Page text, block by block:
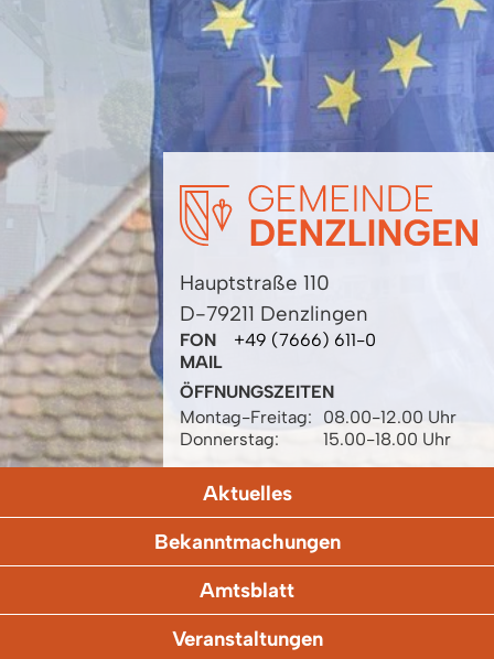
Hauptstraße 110
D-79211 Denzlingen
FON
+49 (7666) 611-0
MAIL
ÖFFNUNGSZEITEN
Montag-Freitag:
08.00-12.00 Uhr
Donnerstag:
15.00-18.00 Uhr
Aktuelles
Bekanntmachungen
Amtsblatt
Veranstaltungen